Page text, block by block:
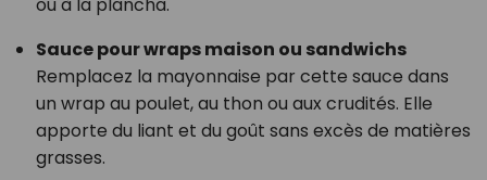
ou à la plancha.
Sauce pour wraps maison ou sandwichs
Remplacez la mayonnaise par cette sauce dans
un wrap au poulet, au thon ou aux crudités. Elle
apporte du liant et du goût sans excès de matières
grasses.